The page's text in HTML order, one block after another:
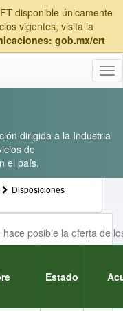
disponible únicamente
vigentes, visita la
gob.mx/crt
dirigida a la Industria
de
el país.
Disposiciones
posible la oferta de
Estado